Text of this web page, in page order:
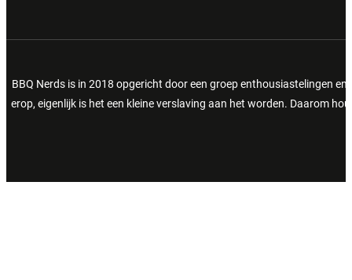
BBQ Nerds is in 2018 opgericht door een groep enthousiastelingen
erop, eigenlijk is het een kleine verslaving aan het worden. Daarom